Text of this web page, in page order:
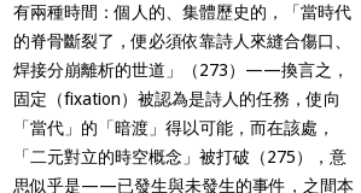
有兩種時間：個人的、集體歷史的，「當時代
的脊骨斷裂了，便必須依靠詩人來縫合傷口、
焊接分崩離析的世道」（273）——換言之，
固定（fixation）被認為是詩人的任務，使向
「當代」的「暗渡」得以可能，而在該處，
「二元對立的時空概念」被打破（275），意
思似乎是——已發生與未發生的事件，之間本